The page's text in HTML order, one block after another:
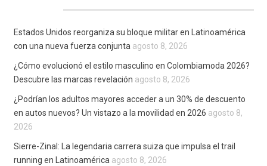
Estados Unidos reorganiza su bloque militar en Latinoamérica
con una nueva fuerza conjunta agosto 8, 2026
¿Cómo evolucionó el estilo masculino en Colombiamoda 2026?
Descubre las marcas revelación agosto 8, 2026
¿Podrían los adultos mayores acceder a un 30% de descuento
en autos nuevos? Un vistazo a la movilidad en 2026 agosto 8,
2026
Sierre-Zinal: La legendaria carrera suiza que impulsa el trail
running en Latinoamérica agosto 8, 2026